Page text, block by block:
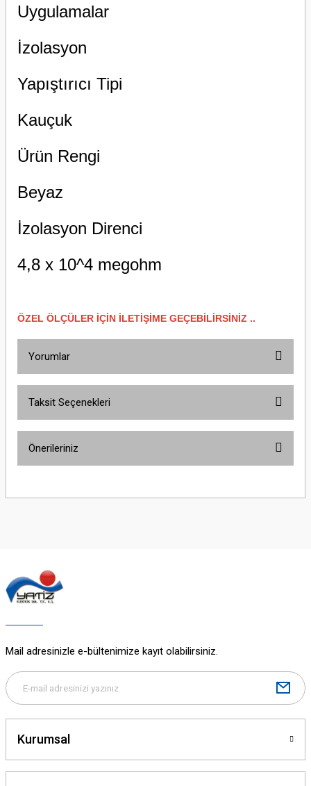
Uygulamalar
İzolasyon
Yapıştırıcı Tipi
Kauçuk
Ürün Rengi
Beyaz
İzolasyon Direnci
4,8 x 10^4 megohm
ÖZEL ÖLÇÜLER İÇİN İLETİŞİME GEÇEBİLİRSİNİZ ..
Yorumlar
Taksit Seçenekleri
Önerileriniz
Ürün açıklamasında eksik bilgiler bulunuyor.
Ürün bilgilerinde hatalar bulunuyor.
Mail adresinizle e-bültenimize kayıt olabilirsiniz.
Kurumsal